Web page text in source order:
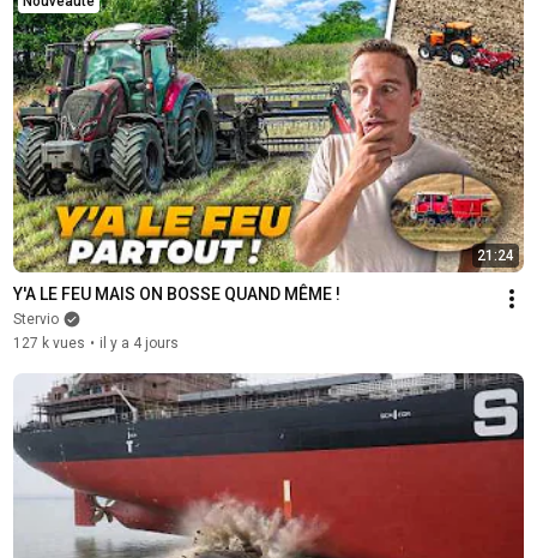
21:24
Y'A LE FEU MAIS ON BOSSE QUAND MÊME !
Stervio
127 k vues • il y a 4 jours